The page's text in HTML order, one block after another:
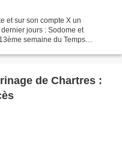
et sur son compte X un
jours : Sodome et
semaine du Temps
de Chartres :